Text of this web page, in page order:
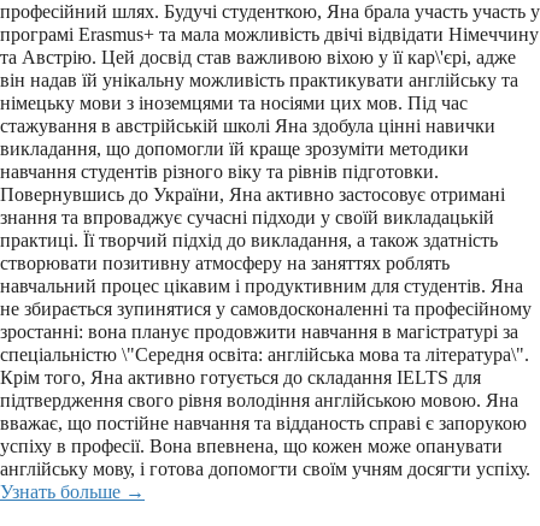
професійний шлях. Будучі студенткою, Яна брала участь участь у
програмі Erasmus+ та мала можливість двічі відвідати Німеччину
та Австрію. Цей досвід став важливою віхою у її кар\'єрі, адже
він надав їй унікальну можливість практикувати англійську та
німецьку мови з іноземцями та носіями цих мов. Під час
стажування в австрійській школі Яна здобула цінні навички
викладання, що допомогли їй краще зрозуміти методики
навчання студентів різного віку та рівнів підготовки.
Повернувшись до України, Яна активно застосовує отримані
знання та впроваджує сучасні підходи у своїй викладацькій
практиці. Її творчий підхід до викладання, а також здатність
створювати позитивну атмосферу на заняттях роблять
навчальний процес цікавим і продуктивним для студентів. Яна
не збирається зупинятися у самовдосконаленні та професійному
зростанні: вона планує продовжити навчання в магістратурі за
спеціальністю \"Середня освіта: англійська мова та література\".
Крім того, Яна активно готується до складання IELTS для
підтвердження свого рівня володіння англійською мовою. Яна
вважає, що постійне навчання та відданость справі є запорукою
успіху в професії. Вона впевнена, що кожен може опанувати
англійську мову, і готова допомогти своїм учням досягти успіху.
Узнать больше →